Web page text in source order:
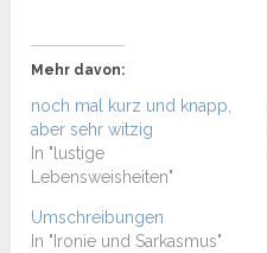
Mehr davon:
noch mal kurz und knapp,
aber sehr witzig
In "lustige
Lebensweisheiten"
Umschreibungen
In "Ironie und Sarkasmus"